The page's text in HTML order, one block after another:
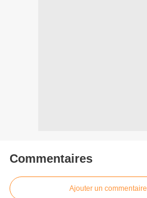
Commentaires
Ajouter un commentaire